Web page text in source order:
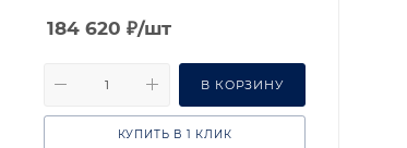
184 620 ₽/шт
В КОРЗИНУ
КУПИТЬ В 1 КЛИК